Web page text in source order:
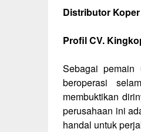
Distributor
Profil CV.
Sebagai pemain
beroperasi
membuktikan
perusahaan ini
handal untuk